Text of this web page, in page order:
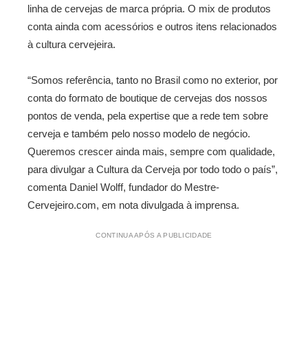
linha de cervejas de marca própria. O mix de produtos
conta ainda com acessórios e outros itens relacionados
à cultura cervejeira.
“Somos referência, tanto no Brasil como no exterior, por
conta do formato de boutique de cervejas dos nossos
pontos de venda, pela expertise que a rede tem sobre
cerveja e também pelo nosso modelo de negócio.
Queremos crescer ainda mais, sempre com qualidade,
para divulgar a Cultura da Cerveja por todo todo o país”,
comenta Daniel Wolff, fundador do Mestre-
Cervejeiro.com, em nota divulgada à imprensa.
CONTINUA APÓS A PUBLICIDADE